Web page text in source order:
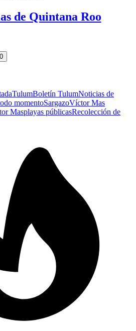
de Quintana Roo
0
TulumBoletín TulumNoticias de
momentoSargazoVíctor Mas
Masplayas públicasRecolección de